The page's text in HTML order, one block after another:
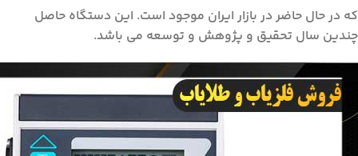
که در حال حاضر در بازار ایران موجود است. این دستگاه حاصل
چندین سال تحقیق و پژوهش و توسعه می باشد.